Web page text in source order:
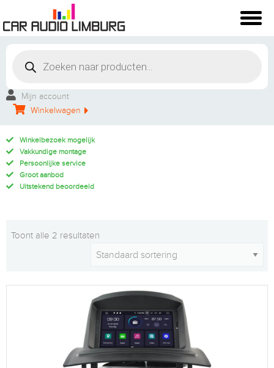
Mijn account
Winkelwagen
Winkelbezoek mogelijk
Vakkundige montage
Persoonlijke service
Groot aanbod
Uitstekend beoordeeld
Toont alle 2 resultaten